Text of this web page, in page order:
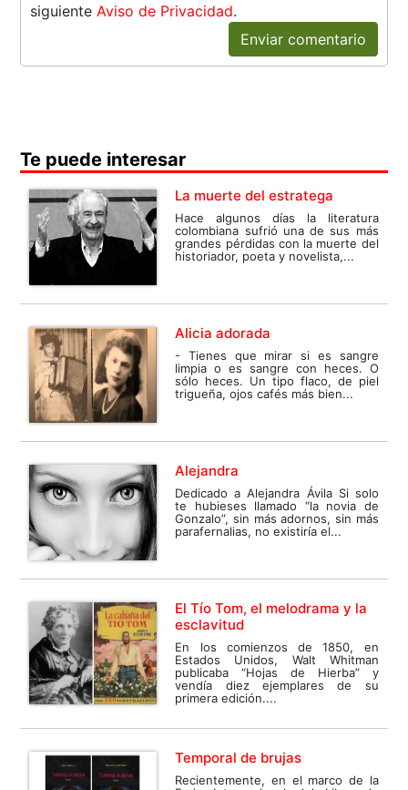
siguienteAviso de Privacidad.
Enviar comentario
Te puede interesar
La muerte del estratega
Hace algunos días la literatura
colombiana sufrió una de sus más
grandes pérdidas con la muerte del
historiador, poeta y novelista,...
Alicia adorada
- Tienes que mirar si es sangre
limpia o es sangre con heces. O
sólo heces. Un tipo flaco, de piel
trigueña, ojos cafés más bien...
Alejandra
Dedicado a Alejandra Ávila Si solo
te hubieses llamado “la novia de
Gonzalo”, sin más adornos, sin más
parafernalias, no existiría el...
El Tío Tom, el melodrama y la
esclavitud
En los comienzos de 1850, en
Estados Unidos, Walt Whitman
publicaba “Hojas de Hierba” y
vendía diez ejemplares de su
primera edición....
Temporal de brujas
Recientemente, en el marco de la